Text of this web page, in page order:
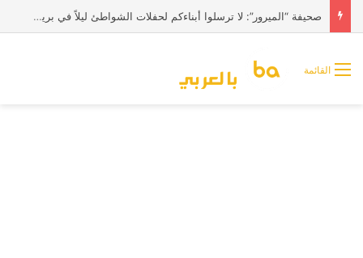
صحيفة “الميرور”: لا ترسلوا أبناءكم لحفلات الشواطئ ليلاً في بريطانيا
القائمة